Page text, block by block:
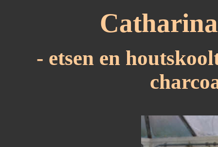
- etsen en